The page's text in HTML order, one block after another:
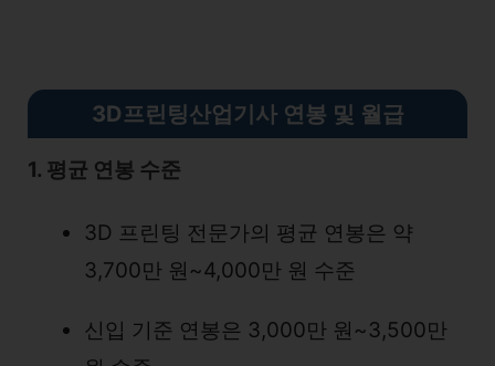
3D프린팅산업기사 연봉 및 월급
1. 평균 연봉 수준
3D 프린팅 전문가의 평균 연봉은 약
3,700만 원~4,000만 원 수준
신입 기준 연봉은 3,000만 원~3,500만